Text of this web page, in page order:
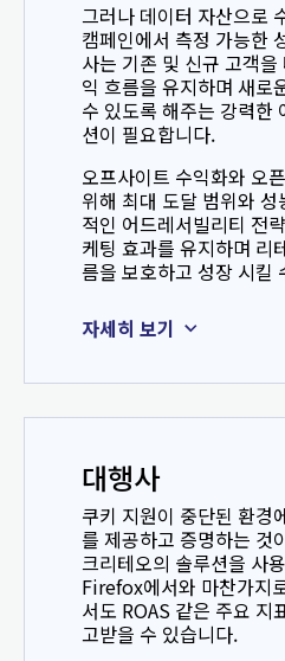
그러나 데이터 자산으로
캠페인에서 측정 가능한
사는 기존 및 신규 고객
익 흐름을 유지하며 새로
수 있도록 해주는 강력한
션이 필요합니다.
오프사이트 수익화와 오
위해 최대 도달 범위와
적인 어드레서빌리티 전
케팅 효과를 유지하며 리
름을 보호하고 성장 시킬
자세히 보기
대행사
쿠키 지원이 중단된 환경
를 제공하고 증명하는 것
크리테오의 솔루션을 사
Firefox에서와 마찬가지
서도 ROAS 같은 주요 지
고받을 수 있습니다.